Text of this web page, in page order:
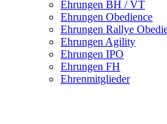
Ehrungen BH / VT
Ehrungen Obedience
Ehrungen Rallye
Ehrungen Agility
Ehrungen IPO
Ehrungen FH
Ehrenmitglieder